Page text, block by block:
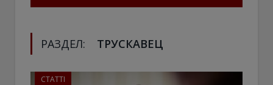
РАЗДЕЛ: ТРУСКАВЕЦ
СТАТТІ